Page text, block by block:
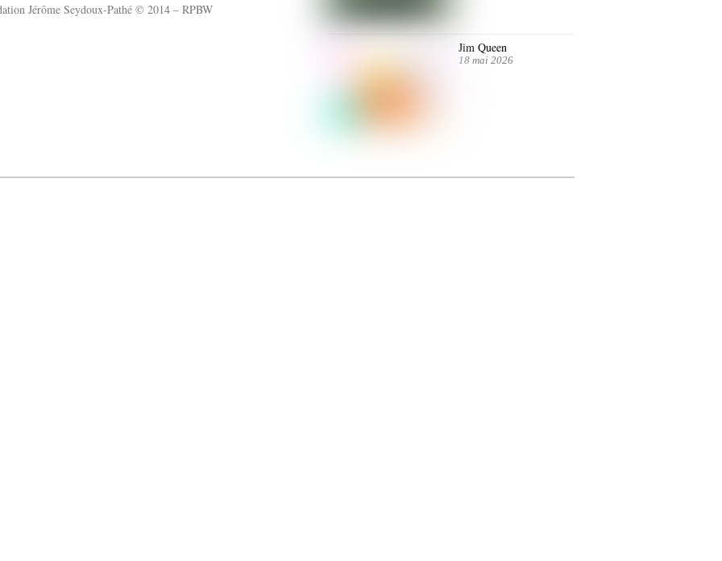
Jérôme Seydoux-Pathé © 2014 – RPBW
Jim Queen
18 mai 2026